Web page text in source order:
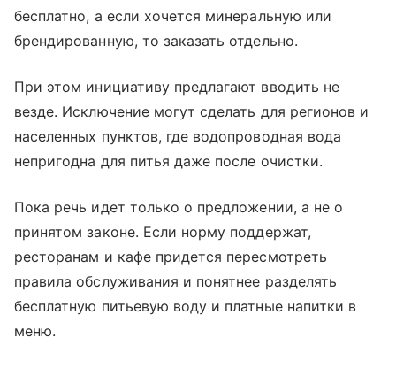
бесплатно, а если хочется минеральную или
брендированную, то заказать отдельно.
При этом инициативу предлагают вводить не
везде. Исключение могут сделать для регионов и
населенных пунктов, где водопроводная вода
непригодна для питья даже после очистки.
Пока речь идет только о предложении, а не о
принятом законе. Если норму поддержат,
ресторанам и кафе придется пересмотреть
правила обслуживания и понятнее разделять
бесплатную питьевую воду и платные напитки в
меню.